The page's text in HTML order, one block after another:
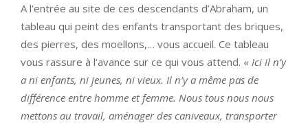
A l’entrée au site de ces descendants d’Abraham, un
tableau qui peint des enfants transportant des briques,
des pierres, des moellons,… vous accueil. Ce tableau
vous rassure à l’avance sur ce qui vous attend. « Ici il n’y
a ni enfants, ni jeunes, ni vieux. Il n’y a même pas de
différence entre homme et femme. Nous tous nous nous
mettons au travail, aménager des caniveaux, transporter